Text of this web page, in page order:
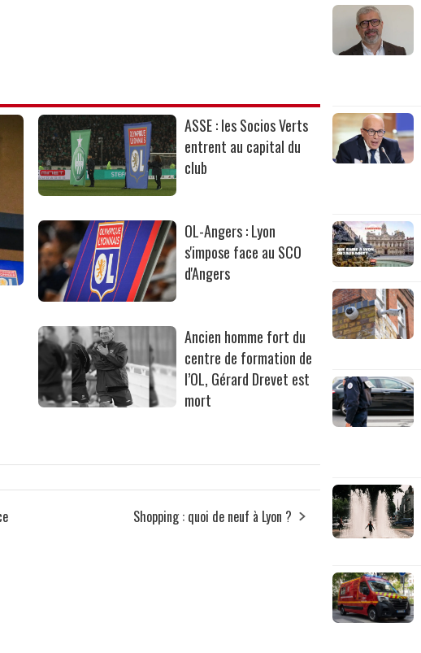
ASSE : les Socios Verts
entrent au capital du
club
OL-Angers : Lyon
s'impose face au SCO
d'Angers
Ancien homme fort du
centre de formation de
l’OL, Gérard Drevet est
mort
Shopping : quoi de neuf à Lyon ?